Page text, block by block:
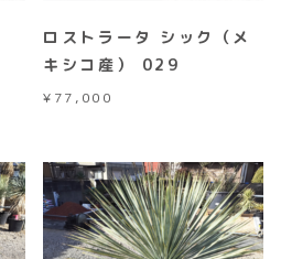
ロストラータ シック（メ
キシコ産） 029
¥ 77,000